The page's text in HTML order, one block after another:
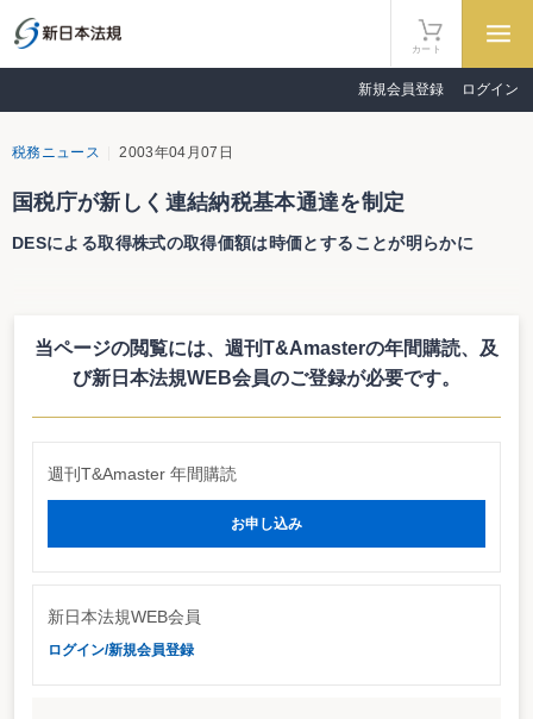
カート
新規会員登録 ログイン
税務ニュース 2003年04月07日
国税庁が新しく連結納税基本通達を制定
DESによる取得株式の取得価額は時価とすることが明らかに
国税庁は3月31日、「法人税基本通達等の一部改正について（法令解釈通
達）」、「連結納税基本通達の制定について（法令解釈通達）」、「租税特別
措置法関係通達（連結納税編）の制定について（法令解釈通達）」の3本の通
達を公表した。
新しく「連結納税基本通達」、「租税特別措置法関係通達（連結納税編）」
連結納税基本通達では、13-2-2（連結納税への加入に伴う時価評価資産にか
かる時価の意義）が注目される。「課税上弊害がない限り」とはしているもの
繰延資産のそれぞれにつき例示された。また、連結納税を象徴する意味で注目
当ページの閲覧には、週刊T&Amasterの年間購読、 及
び新日本法規WEB会員のご登録が必要です。
週刊T&Amaster 年間購読
お申し込み
新日本法規WEB会員
ログイン/新規会員登録